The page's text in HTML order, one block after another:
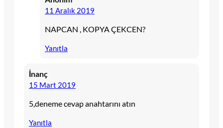
11 Aralık 2019
NAPCAN , KOPYA ÇEKCEN?
Yanıtla
İnanç
15 Mart 2019
5,deneme cevap anahtarını atın
Yanıtla